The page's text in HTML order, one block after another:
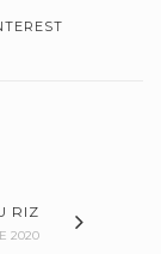
RIZ
2020